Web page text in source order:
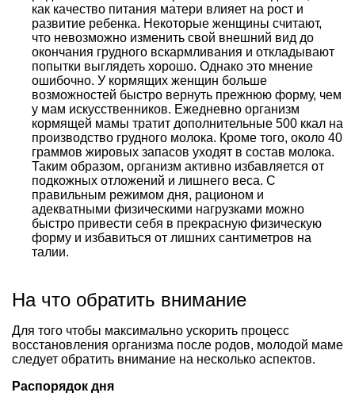
как качество питания матери влияет на рост и
развитие ребенка. Некоторые женщины считают,
что невозможно изменить свой внешний вид до
окончания грудного вскармливания и откладывают
попытки выглядеть хорошо. Однако это мнение
ошибочно. У кормящих женщин больше
возможностей быстро вернуть прежнюю форму, чем
у мам искусственников. Ежедневно организм
кормящей мамы тратит дополнительные 500 ккал на
производство грудного молока. Кроме того, около 40
граммов жировых запасов уходят в состав молока.
Таким образом, организм активно избавляется от
подкожных отложений и лишнего веса. С
правильным режимом дня, рационом и
адекватными физическими нагрузками можно
быстро привести себя в прекрасную физическую
форму и избавиться от лишних сантиметров на
талии.
На что обратить внимание
Для того чтобы максимально ускорить процесс
восстановления организма после родов, молодой маме
следует обратить внимание на несколько аспектов.
Распорядок дня